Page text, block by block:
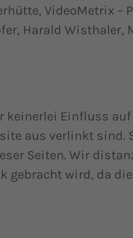
VideoMetrix –
Harald Wisthaler,
Einfluss
aus verlinkt
Seiten. Wir
gebracht wird, da